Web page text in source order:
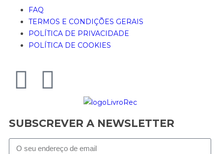
FAQ
TERMOS E CONDIÇÕES GERAIS
POLÍTICA DE PRIVACIDADE
POLÍTICA DE COOKIES
SUBSCREVER A NEWSLETTER